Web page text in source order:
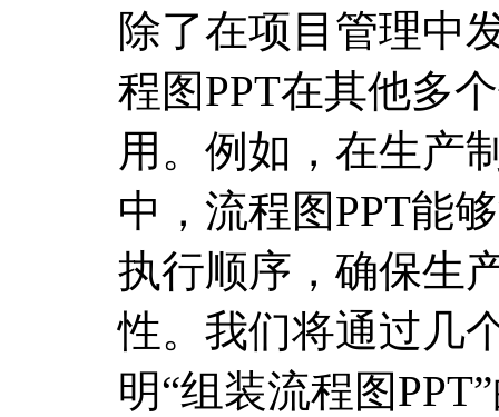
除了在项目管理中
程图PPT在其他多
用。例如，在生产
中，流程图PPT能
执行顺序，确保生
性。我们将通过几
明“组装流程图